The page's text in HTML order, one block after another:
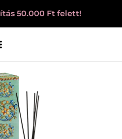
50.000 Ft felett!